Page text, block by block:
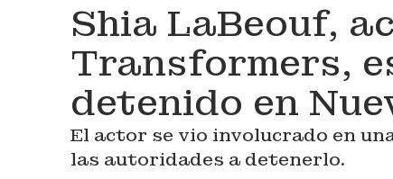
Shia LaBeouf,
Transformers,
detenido en
El actor se vio involucrado en
las autoridades a detenerlo.